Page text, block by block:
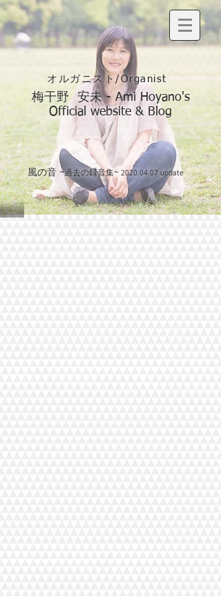
オルガニスト/Organist
梅干野 安未 - Ami Hoyano's
Official website & Blog
風の音 ~過去の録音集~ 2020.04.07 update